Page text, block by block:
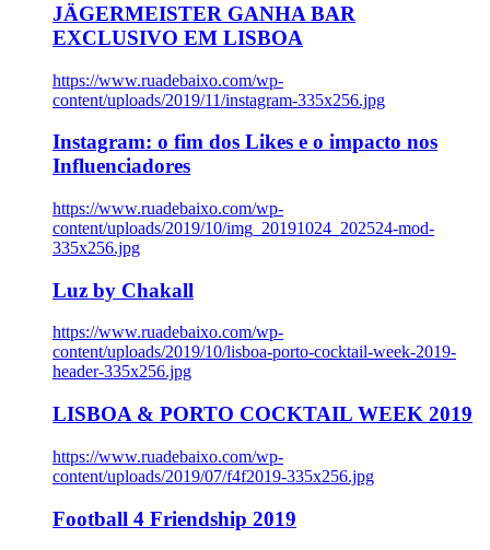
JÄGERMEISTER GANHA BAR
EXCLUSIVO EM LISBOA
https://www.ruadebaixo.com/wp-
content/uploads/2019/11/instagram-335x256.jpg
Instagram: o fim dos Likes e o impacto nos
Influenciadores
https://www.ruadebaixo.com/wp-
content/uploads/2019/10/img_20191024_202524-mod-
335x256.jpg
Luz by Chakall
https://www.ruadebaixo.com/wp-
content/uploads/2019/10/lisboa-porto-cocktail-week-2019-
header-335x256.jpg
LISBOA & PORTO COCKTAIL WEEK 2019
https://www.ruadebaixo.com/wp-
content/uploads/2019/07/f4f2019-335x256.jpg
Football 4 Friendship 2019